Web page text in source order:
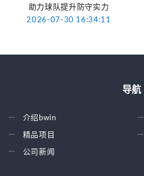
助力球队提升防守实力
2026-07-30 16:34:11
导航
介绍bwin
精品项目
公司新闻